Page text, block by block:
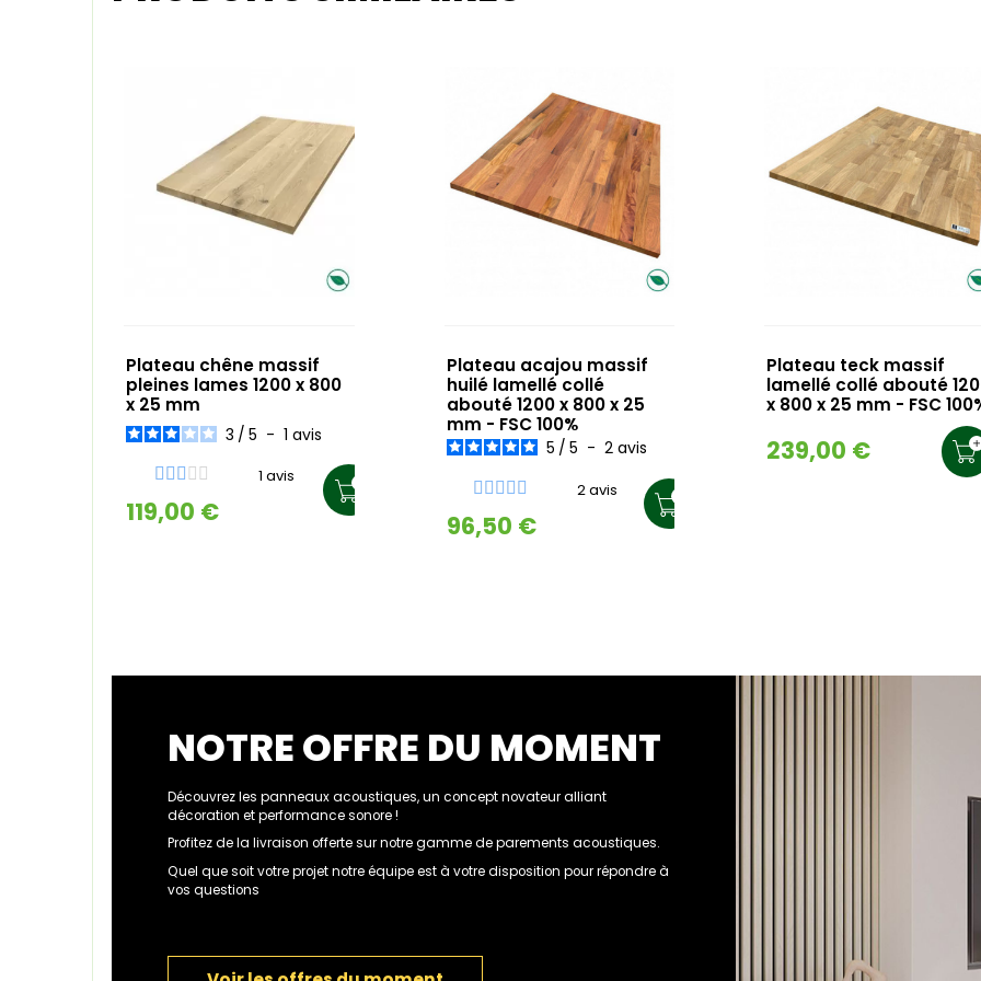
Plateau chêne massif
pleines lames 1200 x 800
x 25 mm
3 / 5 - 1avis
1 avis
119,00 €
Plateau acajou massif
huilé lamellé collé
abouté 1200 x 800 x 25
mm - FSC 100%
5 / 5 - 2 avis
2 avis
96,50 €
Plateau teck massif
lamellé collé abouté
x 800 x 25 mm - FSC
239,00 €
NOTRE OFFRE DU MOMENT
Découvrez les panneaux acoustiques, un concept novateur alliant
décoration et performance sonore !
Profitez de la livraison offerte sur notre gamme de parements acoustiques.
Quel que soit votre projet notre équipe est à votre disposition pour répondre à
vos questions